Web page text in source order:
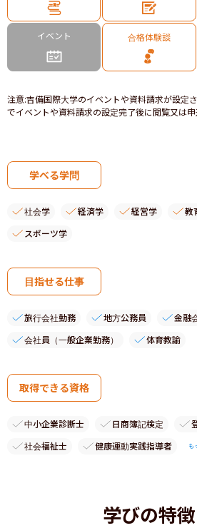
イベント 合格体験談
注意:吉備国際大学のイベントや資料請求が設定
でイベントや資料請求の設定完了後に閲覧又は申
学べる学問
社会学 経済学 経営学
教
スポーツ学
目指せる仕事
旅行会社勤務 地方公務員
金融
会社員（一般企業勤務）
体育教諭
取得できる資格
中小企業診断士 日商簿記検定
社会福祉士
健康運動実践指導者 も
学びの特徴